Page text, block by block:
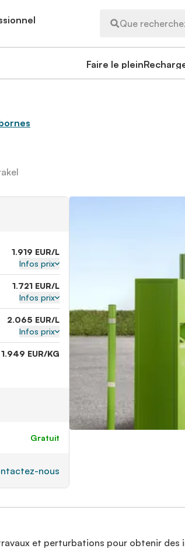
Que
Faire le plein
1.919 EUR/L
Infos prix
1.721 EUR/L
Infos prix
2.065 EUR/L
Infos prix
1.949 EUR/KG
gratuit
nous
et perturbations pour obtenir